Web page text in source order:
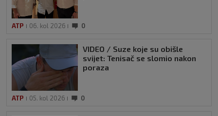
ATP 06. kol 2026 0
VIDEO / Suze koje su obišle
svijet: Tenisač se slomio nakon
poraza
ATP 05. kol 2026 0